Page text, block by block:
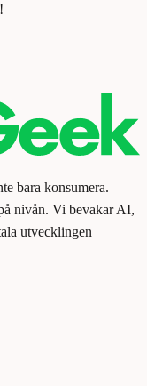
bara konsumera.
nivån. Vi bevakar AI,
utvecklingen